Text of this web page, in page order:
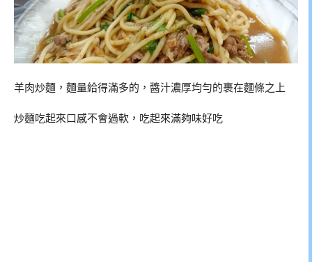
羊肉炒麵，麵量給得滿多的，醬汁濃厚均勻的裹在麵條之上
炒麵吃起來口感不會過軟，吃起來滿夠味好吃